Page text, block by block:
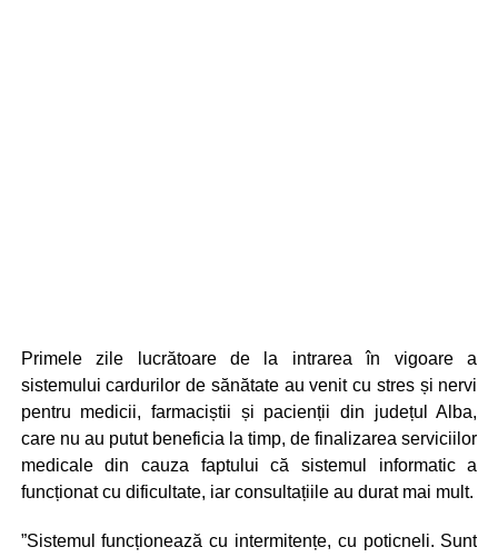
Primele zile lucrătoare de la intrarea în vigoare a
sistemului cardurilor de sănătate au venit cu stres și nervi
pentru medicii, farmaciștii și pacienții din județul Alba,
care nu au putut beneficia la timp, de finalizarea serviciilor
medicale din cauza faptului că sistemul informatic a
funcționat cu dificultate, iar consultațiile au durat mai mult.
”Sistemul funcționează cu intermitențe, cu poticneli. Sunt